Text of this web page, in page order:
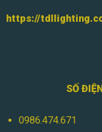
https://
SỐ
0986.474.671